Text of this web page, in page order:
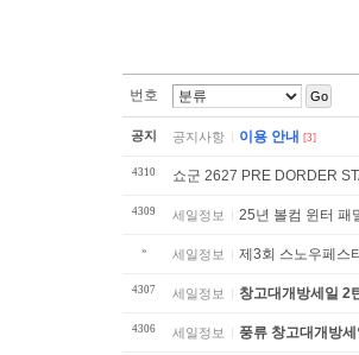
번호 Go
공지 공지사항 이용 안내 [3]
4310 쇼군 2627 PRE DORDER
4309 세일정보 25년 볼컴 윈터 패
» 세일정보 제3회 스노우페스
4307 세일정보 창고대개방세일 2
4306 세일정보 풍류 창고대개방